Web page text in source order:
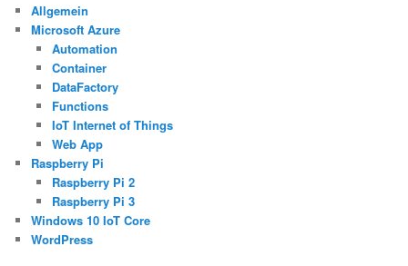
Allgemein
Microsoft Azure
Automation
Container
DataFactory
Functions
IoT Internet of Things
Web App
Raspberry Pi
Raspberry Pi 2
Raspberry Pi 3
Windows 10 IoT Core
WordPress